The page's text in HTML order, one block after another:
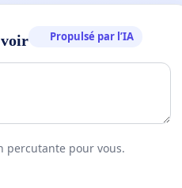
voir Propulsé par l’IA
percutante pour vous.